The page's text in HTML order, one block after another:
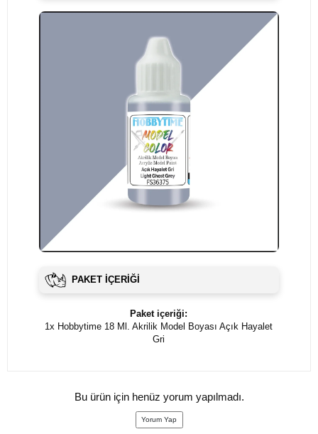
PAKET İÇERIĞI
Paket içeriği:
1x Hobbytime 18 Ml. Akrilik Model Boyası Açık Hayalet
Gri
Bu ürün için henüz yorum yapılmadı.
Yorum Yap